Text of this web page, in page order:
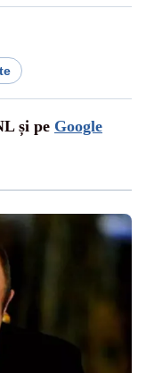
și pe Google